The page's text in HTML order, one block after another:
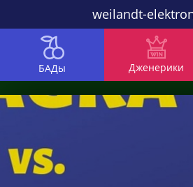
weilandt-
БАДы Дженерики